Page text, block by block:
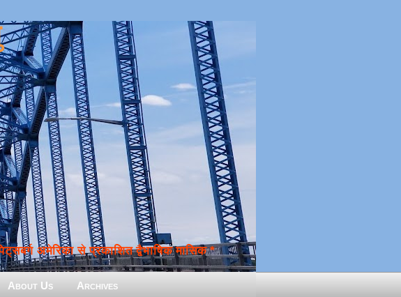
अमेरिका से प्रकाशित द्वैभाषिक मासिक *
About Us Archives